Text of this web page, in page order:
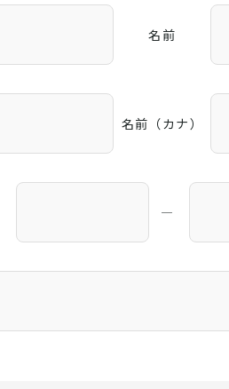
名前
名前（カナ）
―